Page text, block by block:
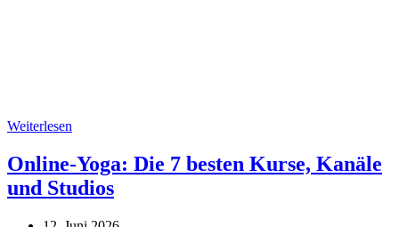
Weiterlesen
Online-Yoga: Die 7 besten Kurse, Kanäle
und Studios